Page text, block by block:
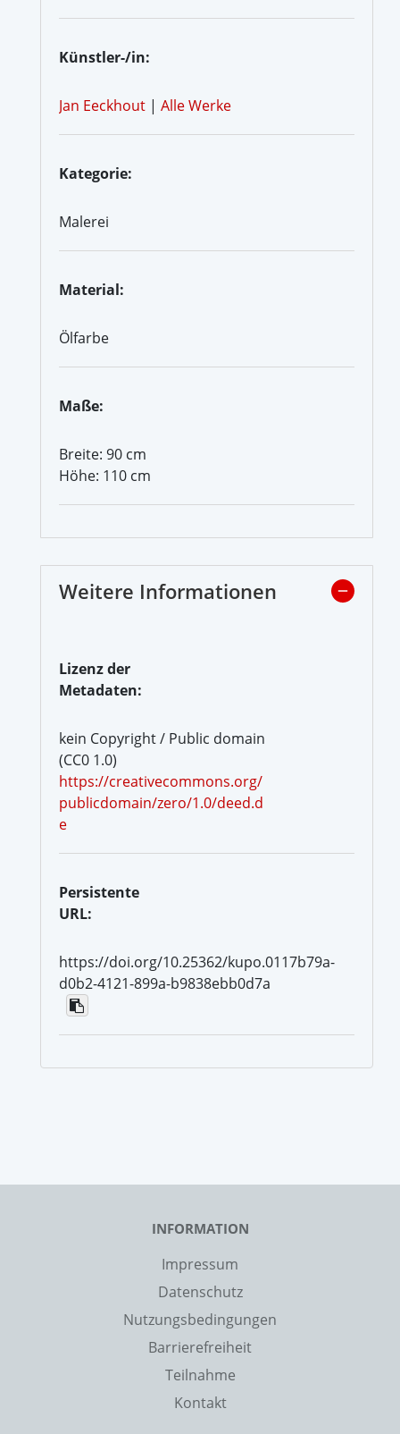
Künstler-/in:
Jan Eeckhout | Alle Werke
Kategorie:
Malerei
Material:
Ölfarbe
Maße:
Breite: 90 cm
Höhe: 110 cm
Weitere Informationen
Lizenz der
Metadaten:
kein Copyright / Public domain
(CC0 1.0)
https://creativecommons.org/
publicdomain/zero/1.0/deed.d
e
Persistente
URL:
https://doi.org/10.25362/kupo.0117b79a-
d0b2-4121-899a-b9838ebb0d7a
INFORMATION
Impressum
Datenschutz
Nutzungsbedingungen
Barrierefreiheit
Teilnahme
Kontakt